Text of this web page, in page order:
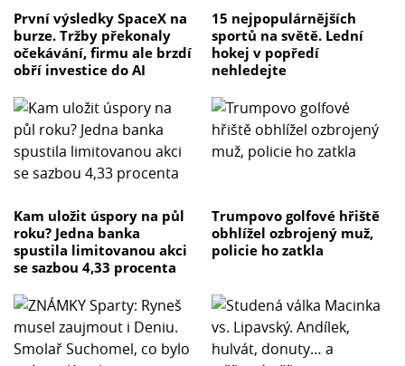
První výsledky SpaceX na
burze. Tržby překonaly
očekávání, firmu ale brzdí
obří investice do AI
15 nejpopulárnějších
sportů na světě. Lední
hokej v popředí
nehledejte
Kam uložit úspory na půl
roku? Jedna banka
spustila limitovanou akci
se sazbou 4,33 procenta
Trumpovo golfové hřiště
obhlížel ozbrojený muž,
policie ho zatkla